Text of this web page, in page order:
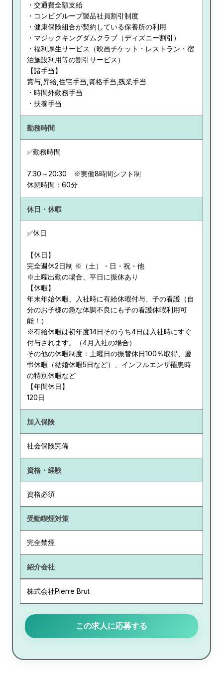
・交通費全額支給
・コンビグループ製品社員割引制度
・健康保険組合が契約している保養所の利用
・マジックキングダムクラブ（ディズニー割引）
・福利厚生サービス（映画チケット・レストラン・宿
泊施設利用等の割引サービス）
【諸手当】
賞与,昇給,住宅手当,資格手当,残業手当
・時間外勤務手当
・扶養手当
勤務時間
✅勤務時間
7:30～20:30 ※実働8時間シフト制
休憩時間：60分
休日・休暇
✅休日
【休日】
完全週休2日制 ※（土）・日・祝・他
※土曜出勤の場合、平日に振休あり
【休暇】
年末年始休暇、入社時に有給休暇付与、子の看護（自
分のお子様の急な体調不良にも子の看護休暇利用可
能！）
※有給休暇は初年度14日そのうち4日は入社時にすぐ
付与されます。（4月入社の場合）
その他の休暇制度：土曜日の振替休日100％取得、慶
弔休暇（結婚休暇5日など）、インフルエンザ罹患時
の特別休暇など
【年間休日】
120日
加入保険
社会保険完備
資格・経験
資格必須
受動喫煙対策
完全禁煙
紹介会社
株式会社Pierre Brut
この求人に応募する